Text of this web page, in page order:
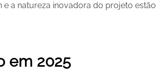
a natureza inovadora do projeto
em 2025